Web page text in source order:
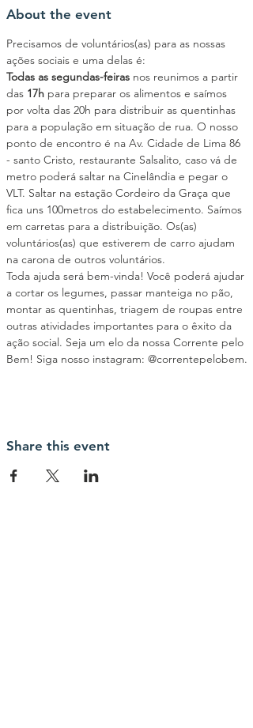
About the event
Precisamos de voluntários(as) para as nossas
ações sociais e uma delas é:
Todas as segundas-feiras nos reunimos a partir
das 17h para preparar os alimentos e saímos
por volta das 20h para distribuir as quentinhas
para a população em situação de rua. O nosso
ponto de encontro é na Av. Cidade de Lima 86
- santo Cristo, restaurante Salsalito, caso vá de
metro poderá saltar na Cinelândia e pegar o
VLT. Saltar na estação Cordeiro da Graça que
fica uns 100metros do estabelecimento. Saímos
em carretas para a distribuição. Os(as)
voluntários(as) que estiverem de carro ajudam
na carona de outros voluntários.
Toda ajuda será bem-vinda! Você poderá ajudar
a cortar os legumes, passar manteiga no pão,
montar as quentinhas, triagem de roupas entre
outras atividades importantes para o êxito da
ação social. Seja um elo da nossa Corrente pelo
Bem! Siga nosso instagram: @correntepelobem.
Share this event